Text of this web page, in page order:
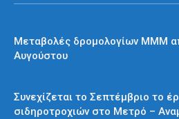
Μεταβολές δρομολογίων ΜΜΜ
Αυγούστου
Συνεχίζεται το Σεπτέμβριο το
σιδηροτροχιών στο Μετρό –